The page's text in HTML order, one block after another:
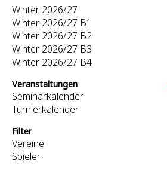
Winter 2026/27
Winter 2026/27 B1
Winter 2026/27 B2
Winter 2026/27 B3
Winter 2026/27 B4
Veranstaltungen
Seminarkalender
Turnierkalender
Filter
Vereine
Spieler